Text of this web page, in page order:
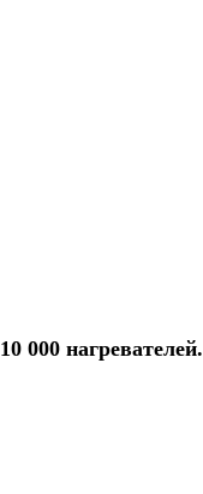
000 нагревателей.